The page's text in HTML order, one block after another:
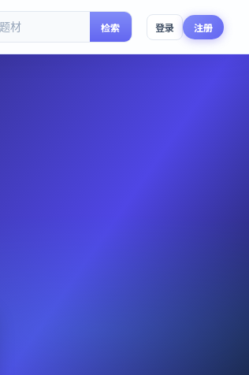
检索 登录 注册